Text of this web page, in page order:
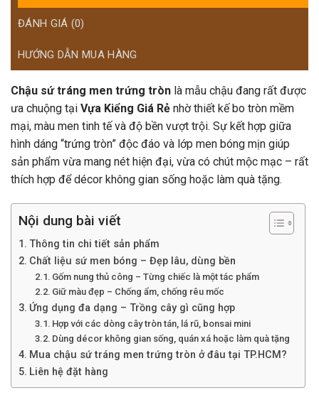
ĐÁNH GIÁ (0)
HƯỚNG DẪN MUA HÀNG
Chậu sứ tráng men trứng tròn là mẫu chậu đang rất được
ưa chuộng tại Vựa Kiểng Giá Rẻ nhờ thiết kế bo tròn mềm
mại, màu men tinh tế và độ bền vượt trội. Sự kết hợp giữa
hình dáng “trứng tròn” độc đáo và lớp men bóng mịn giúp
sản phẩm vừa mang nét hiện đại, vừa có chút mộc mạc – rất
thích hợp để décor không gian sống hoặc làm quà tặng.
Nội dung bài viết
Thông tin chi tiết sản phẩm
Chất liệu sứ men bóng – Đẹp lâu, dùng bền
Gốm nung thủ công – Từng chiếc là một tác phẩm
Giữ màu đẹp – Chống ẩm, chống rêu mốc
Ứng dụng đa dạng – Trồng cây gì cũng hợp
Hợp với các dòng cây tròn tán, lá rũ, bonsai mini
Dùng décor không gian sống, quán xá hoặc làm quà tặng
Mua chậu sứ tráng men trứng tròn ở đâu tại TP.HCM?
Liên hệ đặt hàng